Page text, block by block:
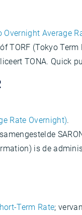
Overnight Average
TORF (Tokyo Term
TONA. Quick
Rate Overnight).
is de
Term Rate;